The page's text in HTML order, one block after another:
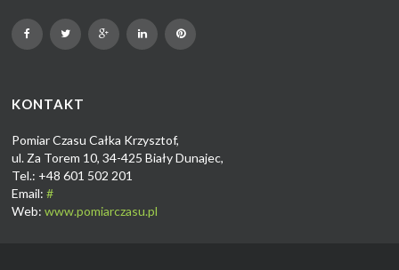
KONTAKT
Pomiar Czasu Całka Krzysztof,
ul. Za Torem 10, 34-425 Biały Dunajec,
Tel.: +48 601 502 201
Email:#
Web:www.pomiarczasu.pl